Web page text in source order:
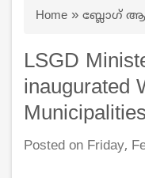
Breadcrumb
Home ബ്ലോഗ്
LSGD
inaugurated
Municipalities
Posted on Friday,